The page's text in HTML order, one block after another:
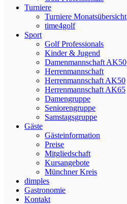
Turniere
Turniere Monatsübersicht
time4golf
Sport
Golf Professionals
Kinder & Jugend
Damenmannschaft AK50
Herrenmannschaft
Herrenmannschaft AK50
Herrenmannschaft AK65
Damengruppe
Seniorengruppe
Samstagsgruppe
Gäste
Gästeinformation
Preise
Mitgliedschaft
Kursangebote
Münchner Kreis
dimples
Gastronomie
Kontakt